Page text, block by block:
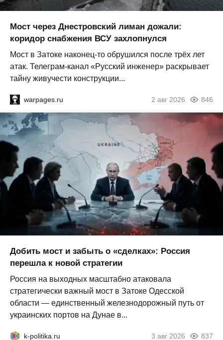
Мост через Днестровский лиман дожали:
коридор снабжения ВСУ захлопнулся
Мост в Затоке наконец-то обрушился после трёх лет
атак. Телеграм-канал «Русский инженер» раскрывает
тайну живучести конструкции...
warpages.ru 2 авг 2026 846
Добить мост и забыть о «сделках»: Россия
перешла к новой стратегии
Россия на выходных масштабно атаковала
стратегически важный мост в Затоке Одесской
области — единственный железнодорожный путь от
украинских портов на Дунае в...
k-politika.ru 3 авг 2026 837